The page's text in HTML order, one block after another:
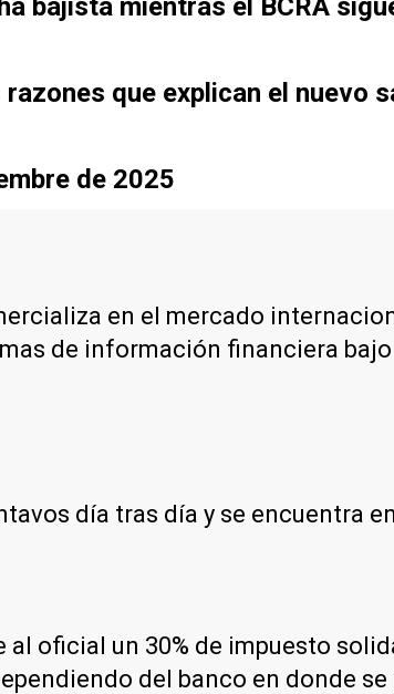
que explican el nuevo
de 2025
en el mercado
de información financiera bajo
día tras día y se encuentra
al oficial un 30% de impuesto
del banco en donde